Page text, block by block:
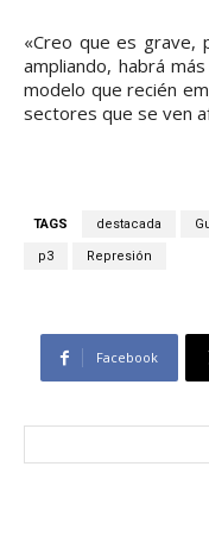
«Creo que es grave,
ampliando, habrá
modelo que recién
sectores que se ven
TAGS destacada
p3 Represión
Facebook